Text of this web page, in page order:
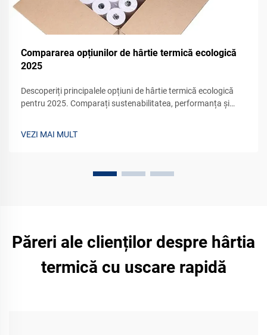
Compararea opțiunilor de hârtie termică ecologică
2025
Descoperiți principalele opțiuni de hârtie termică ecologică
pentru 2025. Comparați sustenabilitatea, performanța și
VEZI MAI MULT
Păreri ale clienților despre hârtia
termică cu uscare rapidă